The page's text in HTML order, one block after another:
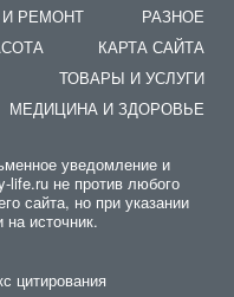
РЕМОНТ
РАЗНОЕ
КАРТА САЙТА
ТОВАРЫ И УСЛУГИ
МЕДИЦИНА И ЗДОРОВЬЕ
уведомление и
life.ru не против любого
сайта, но при указании
на источник.